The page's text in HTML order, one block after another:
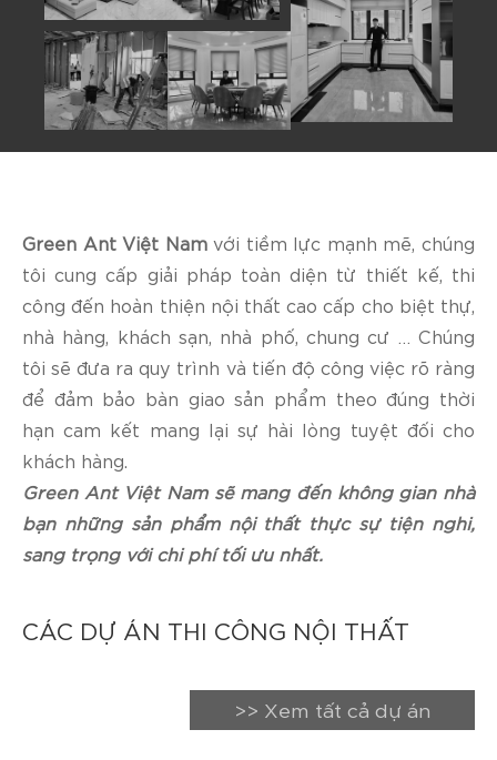
Green Ant Việt Namvới tiềm lực mạnh mẽ, chúng
tôi cung cấp giải pháp toàn diện từ thiết kế, thi
công đến hoàn thiện nội thất cao cấp cho biệt thự,
nhà hàng, khách sạn, nhà phố, chung cư … Chúng
tôi sẽ đưa ra quy trình và tiến độ công việc rõ ràng
để đảm bảo bàn giao sản phẩm theo đúng thời
hạn cam kết mang lại sự hài lòng tuyệt đối cho
khách hàng.
Green Ant Việt Nam sẽ mang đến không gian nhà
bạn những sản phẩm nội thất thực sự tiện nghi,
sang trọng với chi phí tối ưu nhất.
CÁC DỰ ÁN THI CÔNG NỘI THẤT
>> Xem tất cả dự án